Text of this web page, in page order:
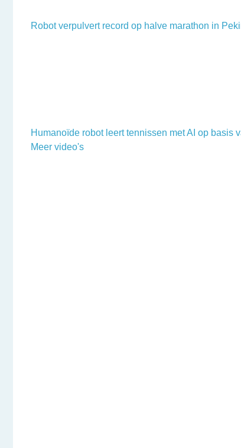
Robot verpulvert record op halve marathon in
Humanoïde robot leert tennissen met AI op basis
Meer video's